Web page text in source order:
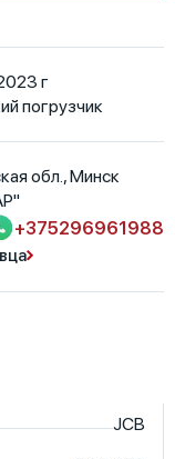
г
погрузчик
обл.,Минск
+375296961988
JCB